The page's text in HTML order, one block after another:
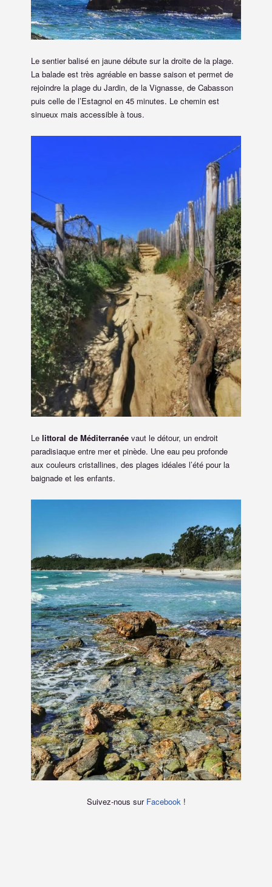
Le sentier balisé en jaune débute sur la droite de la plage.
La balade est très agréable en basse saison et permet de
rejoindre la plage du Jardin, de la Vignasse, de Cabasson
puis celle de l’Estagnol en 45 minutes. Le chemin est
sinueux mais accessible à tous.
Le littoral de Méditerranée vaut le détour, un endroit
paradisiaque entre mer et pinède. Une eau peu profonde
aux couleurs cristallines, des plages idéales l’été pour la
baignade et les enfants.
Suivez-nous sur Facebook!